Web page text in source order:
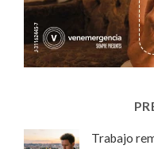
Trabajo